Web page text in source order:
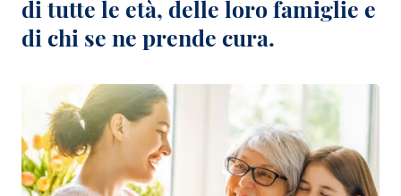
Lp(a)
Cardiomiopatia amiloide da transtiretina
di tutte le età, delle loro famiglie e
di chi se ne prende cura.